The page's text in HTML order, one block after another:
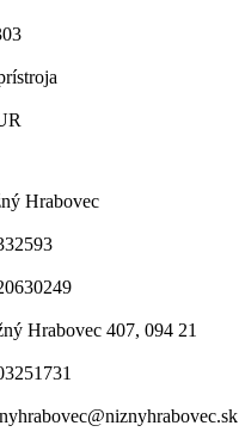
Hrabovec
Hrabovec 407, 094 21